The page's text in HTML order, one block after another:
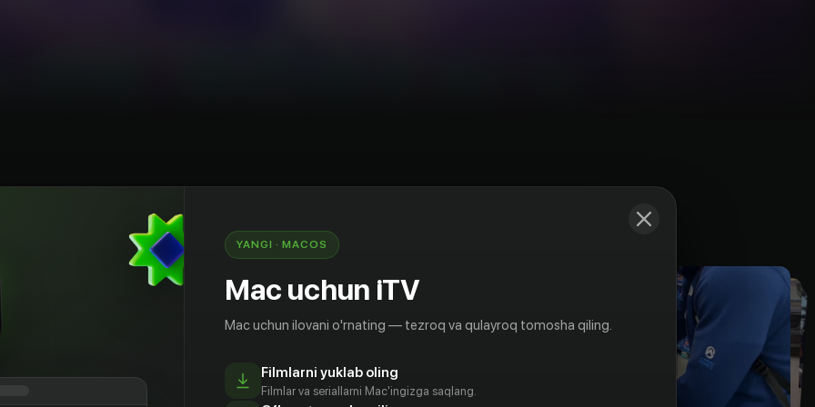
мстители - Аллен, Эстефанни и Теа
науку и инженерные знания, чтобы
общественного порядка с помощью
розыгрышей.
YANGI · MACOS
Mac uchun iTV
Mac uchun ilovani o'rnating — tezroq va qulayroq tomosha qiling.
Filmlarni yuklab oling
Filmlar va seriallarni Mac'ingizga saqlang.